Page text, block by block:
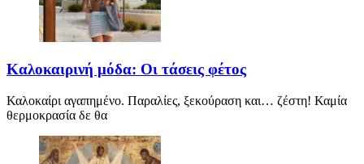
Καλοκαιρινή μόδα: Οι τάσεις φέτος
Καλοκαίρι αγαπημένο. Παραλίες, ξεκούραση και… ζέστη! Καμία
θερμοκρασία δε θα